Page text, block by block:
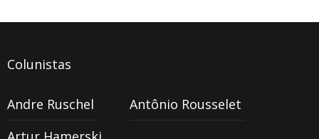
Colunistas
Andre Ruschel
Antônio Rousselet